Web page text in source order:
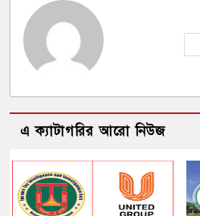
এ ক্যাটাগরির আরো নিউজ